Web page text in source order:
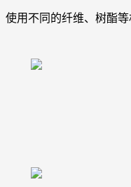
使用不同的纤维、树酯